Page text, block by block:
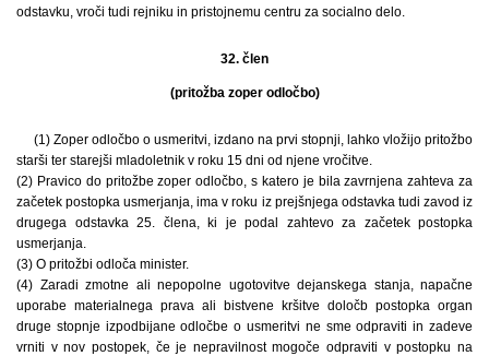
odstavku, vroči tudi rejniku in pristojnemu centru za socialno delo.
32. člen
(pritožba zoper odločbo)
(1) Zoper odločbo o usmeritvi, izdano na prvi stopnji, lahko vložijo pritožbo
starši ter starejši mladoletnik v roku 15 dni od njene vročitve.
(2) Pravico do pritožbe zoper odločbo, s katero je bila zavrnjena zahteva za
začetek postopka usmerjanja, ima v roku iz prejšnjega odstavka tudi zavod iz
drugega odstavka 25. člena, ki je podal zahtevo za začetek postopka
usmerjanja.
(3) O pritožbi odloča minister.
(4) Zaradi zmotne ali nepopolne ugotovitve dejanskega stanja, napačne
uporabe materialnega prava ali bistvene kršitve določb postopka organ
druge stopnje izpodbijane odločbe o usmeritvi ne sme odpraviti in zadeve
vrniti v nov postopek, če je nepravilnost mogoče odpraviti v postopku na